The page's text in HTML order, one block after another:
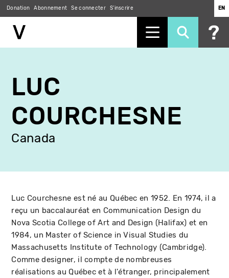
contenu
principal
Donation Abonnement Se connecter S'inscrire EN
LUC
COURCHESNE
Canada
Luc Courchesne est né au Québec en 1952. En 1974, il a
reçu un baccalauréat en Communication Design du
Nova Scotia College of Art and Design (Halifax) et en
1984, un Master of Science in Visual Studies du
Massachusetts Institute of Technology (Cambridge).
Comme designer, il compte de nombreuses
réalisations au Québec et à l'étranger, principalement